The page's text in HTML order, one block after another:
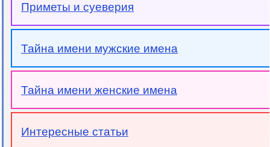
Приметы и суеверия
Тайна имени мужские имена
Тайна имени женские имена
Интересные статьи